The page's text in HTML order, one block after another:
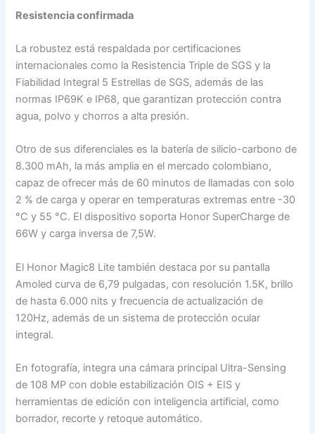
Resistencia confirmada
La robustez está respaldada por certificaciones
internacionales como la Resistencia Triple de SGS y la
Fiabilidad Integral 5 Estrellas de SGS, además de las
normas IP69K e IP68, que garantizan protección contra
agua, polvo y chorros a alta presión.
Otro de sus diferenciales es la batería de silicio-carbono de
8.300 mAh, la más amplia en el mercado colombiano,
capaz de ofrecer más de 60 minutos de llamadas con solo
2 % de carga y operar en temperaturas extremas entre -30
°C y 55 °C. El dispositivo soporta Honor SuperCharge de
66W y carga inversa de 7,5W.
El Honor Magic8 Lite también destaca por su pantalla
Amoled curva de 6,79 pulgadas, con resolución 1.5K, brillo
de hasta 6.000 nits y frecuencia de actualización de
120Hz, además de un sistema de protección ocular
integral.
En fotografía, integra una cámara principal Ultra-Sensing
de 108 MP con doble estabilización OIS + EIS y
herramientas de edición con inteligencia artificial, como
borrador, recorte y retoque automático.